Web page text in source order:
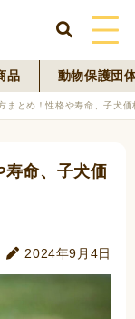
品 動物保護団
まとめ！性格や寿命、子犬
寿命、子犬価
2024年9月4日